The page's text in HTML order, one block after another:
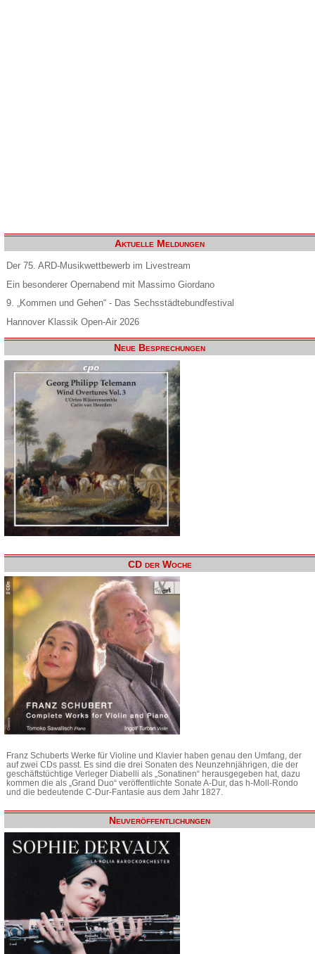
Aktuelle Meldungen
Der 75. ARD-Musikwettbewerb im Livestream
Ein besonderer Opernabend mit Massimo Giordano
9. „Kommen und Gehen“ - Das Sechsstädtebundfestival
Hannover Klassik Open-Air 2026
Neue Besprechungen
CD der Woche
Franz Schuberts Werke für Violine und Klavier haben genau den Umfang, der
auf zwei CDs passt. Es sind die drei Sonaten des Neunzehnjährigen, die der
geschäftstüchtige Verleger Diabelli als „Sonatinen“ herausgegeben hat, dazu
kommen die als „Grand Duo“ veröffentlichte Sonate A-Dur, das h-Moll-Rondo
und die bedeutende C-Dur-Fantasie aus dem Jahr 1827.
Neuveröffentlichungen